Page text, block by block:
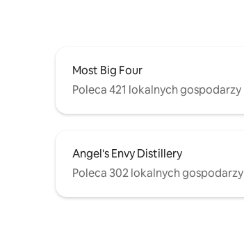
Most Big Four
Poleca 421 lokalnych gospodarzy
Angel's Envy Distillery
Poleca 302 lokalnych gospodarzy